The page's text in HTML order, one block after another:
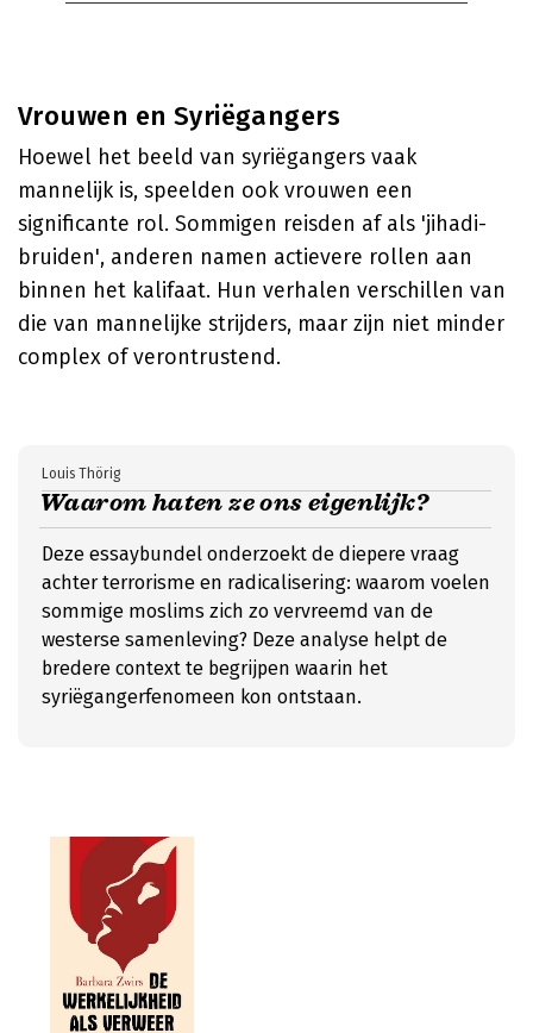
Vrouwen en Syriëgangers
Hoewel het beeld van syriëgangers vaak
mannelijk is, speelden ook vrouwen een
significante rol. Sommigen reisden af als 'jihadi-
bruiden', anderen namen actievere rollen aan
binnen het kalifaat. Hun verhalen verschillen van
die van mannelijke strijders, maar zijn niet minder
complex of verontrustend.
Waarom haten ze ons eigenlijk?
Louis Thörig
Deze essaybundel onderzoekt de diepere vraag
achter terrorisme en radicalisering: waarom voelen
sommige moslims zich zo vervreemd van de
westerse samenleving? Deze analyse helpt de
bredere context te begrijpen waarin het
syriëgangerfenomeen kon ontstaan.